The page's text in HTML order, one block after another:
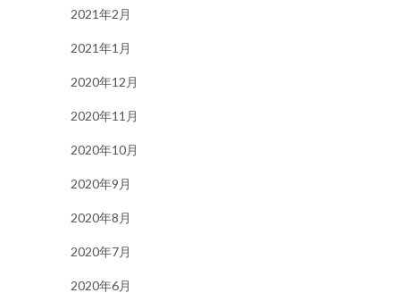
2021年2月
2021年1月
2020年12月
2020年11月
2020年10月
2020年9月
2020年8月
2020年7月
2020年6月